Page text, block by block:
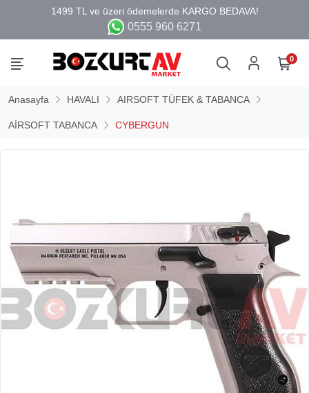
0555 960 6271
0
Anasayfa HAVALI AIRSOFT TÜFEK & TABANCA
AİRSOFT TABANCA CYBERGUN